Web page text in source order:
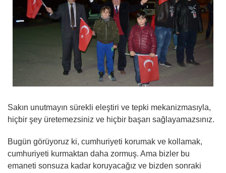
Sakın unutmayın sürekli eleştiri ve tepki mekanizmasıyla,
hiçbir şey üretemezsiniz ve hiçbir başarı sağlayamazsınız.
Bugün görüyoruz ki, cumhuriyeti korumak ve kollamak,
cumhuriyeti kurmaktan daha zormuş. Ama bizler bu
emaneti sonsuza kadar koruyacağız ve bizden sonraki